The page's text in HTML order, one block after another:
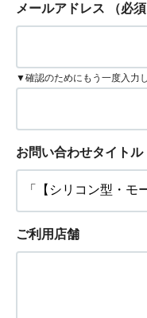
メールアドレス （必須
▼確認のためにもう一度入力
お問い合わせタイトル
ご利用店舗